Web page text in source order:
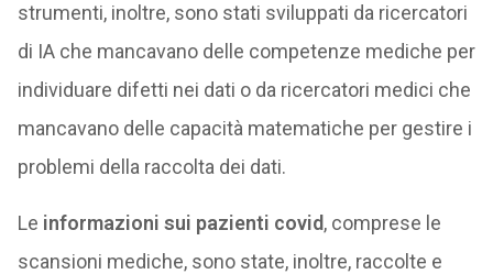
strumenti, inoltre, sono stati sviluppati da ricercatori
di IA che mancavano delle competenze mediche per
individuare difetti nei dati o da ricercatori medici che
mancavano delle capacità matematiche per gestire i
problemi della raccolta dei dati.
Le informazioni sui pazienti covid, comprese le
scansioni mediche, sono state, inoltre, raccolte e